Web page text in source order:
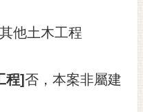
他土木工程
程]否，本案非屬建